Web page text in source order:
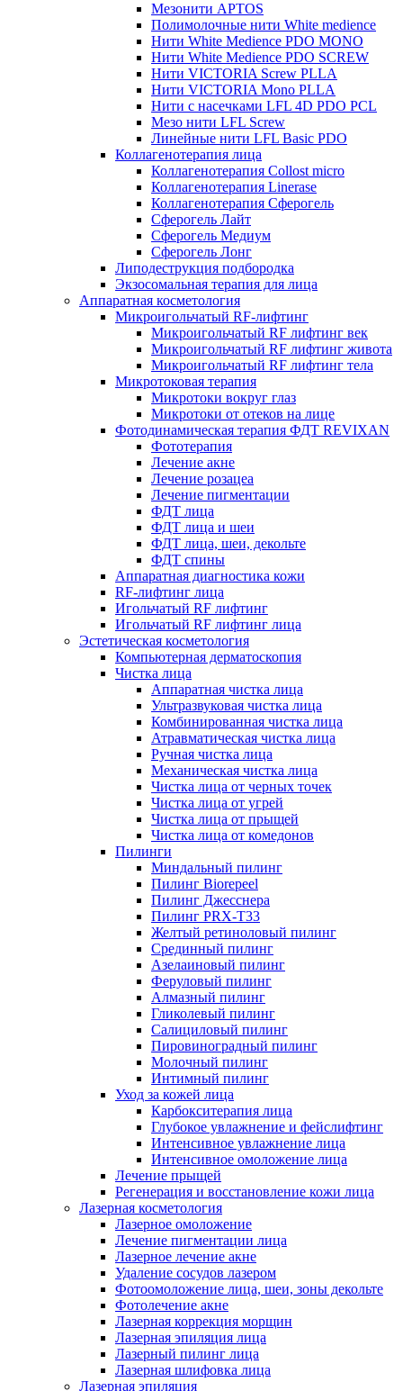
Мезонити APTOS
Полимолочные нити White medience
Нити White Medience PDO MONO
Нити White Medience PDO SCREW
Нити VICTORIA Screw PLLA
Нити VICTORIA Mono PLLA
Нити с насечками LFL 4D PDO PCL
Мезо нити LFL Screw
Линейные нити LFL Basic PDO
Коллагенотерапия лица
Коллагенотерапия Collost micro
Коллагенотерапия Linerase
Коллагенотерапия Сферогель
Сферогель Лайт
Сферогель Медиум
Сферогель Лонг
Липодеструкция подбородка
Экзосомальная терапия для лица
Аппаратная косметология
Микроигольчатый RF-лифтинг
Микроигольчатый RF лифтинг век
Микроигольчатый RF лифтинг живота
Микроигольчатый RF лифтинг тела
Микротоковая терапия
Микротоки вокруг глаз
Микротоки от отеков на лице
Фотодинамическая терапия ФДТ REVIXAN
Фототерапия
Лечение акне
Лечение розацеа
Лечение пигментации
ФДТ лица
ФДТ лица и шеи
ФДТ лица, шеи, декольте
ФДТ спины
Аппаратная диагностика кожи
RF-лифтинг лица
Игольчатый RF лифтинг
Игольчатый RF лифтинг лица
Эстетическая косметология
Компьютерная дерматоскопия
Чистка лица
Аппаратная чистка лица
Ультразвуковая чистка лица
Комбинированная чистка лица
Атравматическая чистка лица
Ручная чистка лица
Механическая чистка лица
Чистка лица от черных точек
Чистка лица от угрей
Чистка лица от прыщей
Чистка лица от комедонов
Пилинги
Миндальный пилинг
Пилинг Biorepeel
Пилинг Джесснера
Пилинг PRX-T33
Желтый ретиноловый пилинг
Срединный пилинг
Азелаиновый пилинг
Феруловый пилинг
Алмазный пилинг
Гликолевый пилинг
Салициловый пилинг
Пировиноградный пилинг
Молочный пилинг
Интимный пилинг
Уход за кожей лица
Карбокситерапия лица
Глубокое увлажнение и фейслифтинг
Интенсивное увлажнение лица
Интенсивное омоложение лица
Лечение прыщей
Регенерация и восстановление кожи лица
Лазерная косметология
Лазерное омоложение
Лечение пигментации лица
Лазерное лечение акне
Удаление сосудов лазером
Фотоомоложение лица, шеи, зоны декольте
Фотолечение акне
Лазерная коррекция морщин
Лазерная эпиляция лица
Лазерный пилинг лица
Лазерная шлифовка лица
Лазерная эпиляция